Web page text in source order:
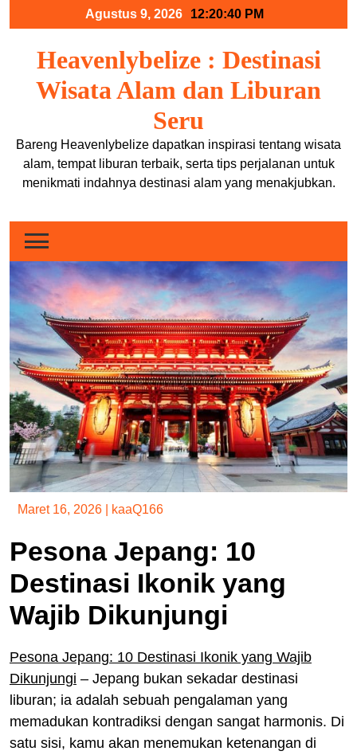
Agustus 9, 2026 12:20:40 PM
Heavenlybelize : Destinasi
Wisata Alam dan Liburan
Seru
Bareng Heavenlybelize dapatkan inspirasi tentang wisata
alam, tempat liburan terbaik, serta tips perjalanan untuk
menikmati indahnya destinasi alam yang menakjubkan.
Maret 16, 2026 kaaQ166
Pesona Jepang: 10
Destinasi Ikonik yang
Wajib Dikunjungi
Pesona Jepang: 10 Destinasi Ikonik yang Wajib
Dikunjungi – Jepang bukan sekadar destinasi
liburan; ia adalah sebuah pengalaman yang
memadukan kontradiksi dengan sangat harmonis. Di
satu sisi, kamu akan menemukan ketenangan di